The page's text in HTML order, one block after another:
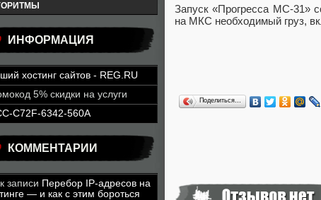
ИНФОРМАЦИЯ
хостинг сайтов - REG.RU
5% скидки на услуги
C72F-6342-560A
КОММЕНТАРИИ
к записи Перебор IP-адресов на
— и как с этим бороться
Запуск «Прогресса МС-31»
на МКС необходимый груз,
Поделиться…